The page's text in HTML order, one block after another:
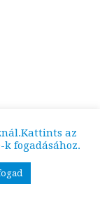
az
fogadásához.